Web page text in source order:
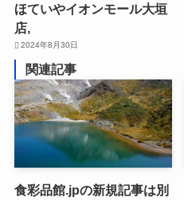
ほていやイオンモール大垣
店,
2024年8月30日
関連記事
食彩品館.jpの新規記事は別